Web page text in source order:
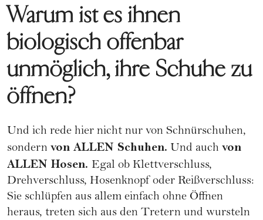
Warum ist es ihnen
biologisch offenbar
unmöglich, ihre Schuhe zu
öffnen?
Und ich rede hier nicht nur von Schnürschuhen,
sondern von ALLEN Schuhen. Und auch von
ALLEN Hosen. Egal ob Klettverschluss,
Drehverschluss, Hosenknopf oder Reißverschluss:
Sie schlüpfen aus allem einfach ohne Öffnen
heraus, treten sich aus den Tretern und wursteln